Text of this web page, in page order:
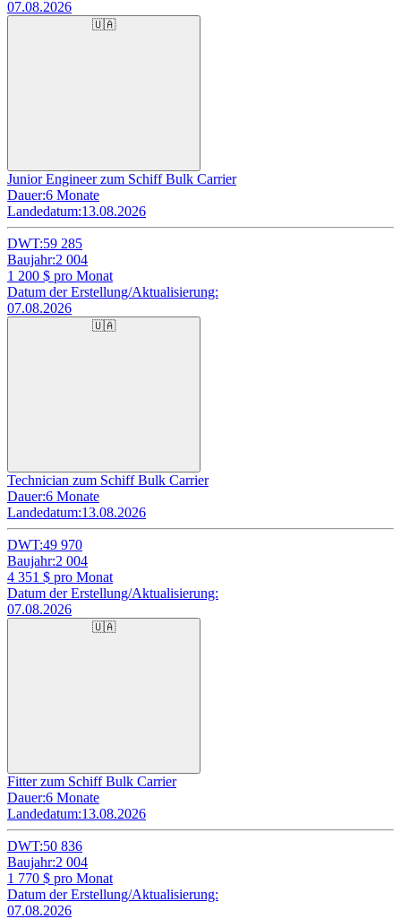
07.08.2026
🇺🇦
Junior Engineer zum Schiff Bulk Carrier
Dauer:6 Monate
Landedatum:13.08.2026
DWT:59 285
Baujahr:2 004
1 200 $ pro Monat
Datum der Erstellung/Aktualisierung:
07.08.2026
🇺🇦
Technician zum Schiff Bulk Carrier
Dauer:6 Monate
Landedatum:13.08.2026
DWT:49 970
Baujahr:2 004
4 351 $ pro Monat
Datum der Erstellung/Aktualisierung:
07.08.2026
🇺🇦
Fitter zum Schiff Bulk Carrier
Dauer:6 Monate
Landedatum:13.08.2026
DWT:50 836
Baujahr:2 004
1 770 $ pro Monat
Datum der Erstellung/Aktualisierung:
07.08.2026